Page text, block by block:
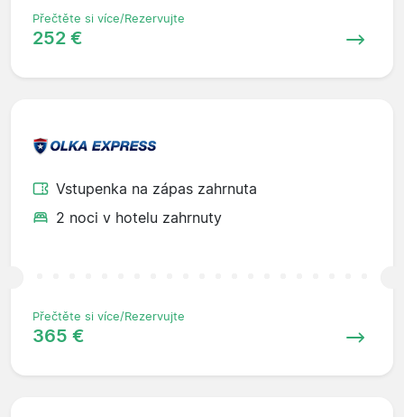
Přečtěte si více/Rezervujte
252 €
Vstupenka na zápas zahrnuta
2 noci v hotelu zahrnuty
Přečtěte si více/Rezervujte
365 €